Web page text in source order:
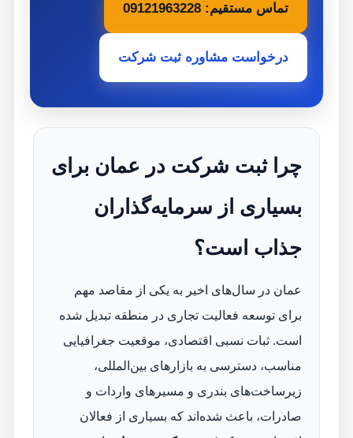
تماس مستقیم: 09121963228
درخواست مشاوره ثبت شرکت
چرا ثبت شرکت در عمان برای
بسیاری از سرمایه‌گذاران
جذاب است؟
عمان در سال‌های اخیر به یکی از مقاصد مهم
برای توسعه فعالیت تجاری در منطقه تبدیل شده
است. ثبات نسبی اقتصادی، موقعیت جغرافیایی
مناسب، دسترسی به بازارهای بین‌المللی،
زیرساخت‌های بندری و مسیرهای واردات و
صادرات، باعث شده‌اند که بسیاری از فعالان